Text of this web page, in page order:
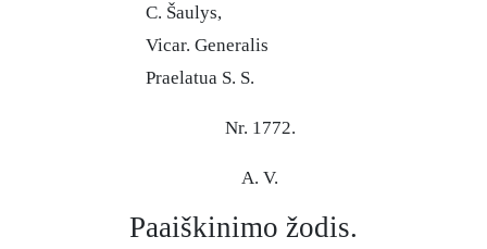
C. Šaulys,
Vicar. Generalis
Praelatua S. S.
Nr. 1772.
A. V.
Paaiškinimo žodis.